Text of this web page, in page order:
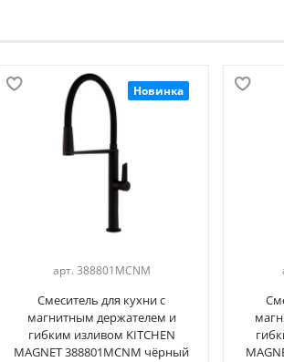
Новинка
арт. 388801MCNM
Смеситель для кухни с
магнитным держателем и
гибким изливом KITCHEN
MAGNET 388801MCNM чёрный